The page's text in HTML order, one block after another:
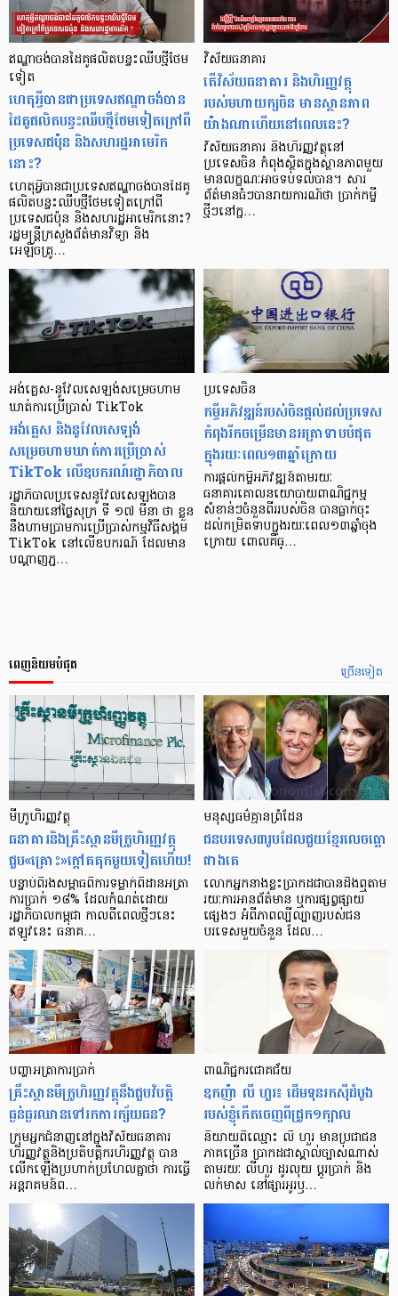
ឥណ្ឌាចង់បានដៃគូផលិតបន្ទះឈីបថ្មីថែម
ទៀត
ហេតុអ្វីបានជាប្រទេសឥណ្ឌាចង់បាន
ដៃគូផលិតបន្ទះឈីបថ្មីថែមទៀតក្រៅពី
ប្រទេសជប៉ុន និងសហរដ្ឋអាមេរិក
នោះ?
ហេតុអ្វីបានជាប្រទេសឥណ្ឌាចង់បានដៃគូ
ផលិតបន្ទះឈីបថ្មីថែមទៀតក្រៅពី
ប្រទេសជប៉ុន និងសហរដ្ឋអាមេរិកនោះ?
រដ្ឋមន្ត្រីក្រសួងព័ត៌មានវិទ្យា និង
អេឡិចត្រូ…
វិស័យធនាគារ
តើវិស័យធនាគារ និងហិរញ្ញវត្ថុ
របស់មហាយក្សចិន មានស្ថានភាព
យ៉ាងណាហើយនៅពេលនេះ?
វិស័យធនាគារ និងហិរញ្ញវត្ថុនៅ
ប្រទេសចិន កំពុងស្ថិតក្នុងស្ថានភាពមួយ
មានលក្ខណៈអាចទប់ទល់បាន។ សារ
ព័ត៌មានធំៗបានរាយការណ៍ថា ប្រាក់កម្ចី
ថ្មីៗនៅក្ន…
អង់គ្លេស-នូវែលសេឡង់សម្រេចហាម
ឃាត់ការប្រើប្រាស់ TikTok
អង់គ្លេស និងនូវែលសេឡង់
សម្រេចហាមឃាត់ការប្រើប្រាស់
TikTok លើឧបករណ៍រដ្ឋាភិបាល
រដ្ឋាភិបាលប្រទេសនូវែលសេឡង់បាន
និយាយនៅថ្ងៃសុក្រ ទី ១៧ មីនា ថា ខ្លួន
នឹងហាមប្រាមការប្រើប្រាស់កម្មវិធីសង្គម
TikTok នៅលើឧបករណ៍ ដែលមាន
បណ្តាញភ្ជ…
ប្រទេសចិន
កម្ចីអភិវឌ្ឍន៍របស់ចិនផ្ដល់ដល់ប្រទេស
កំពុងរីកចម្រើនមានអត្រាទាបបំផុត
ក្នុងរយៈពេល១៣ឆ្នាំក្រោយ
ការផ្តល់កម្ចីអភិវឌ្ឍន៍តាមរយៈ
ធនាគារគោលនយោបាយពាណិជ្ជកម្ម
សំខាន់ៗចំនួនពីររបស់ចិន បានធ្លាក់ចុះ
ដល់កម្រិតទាបក្នុងរយៈពេល១៣ឆ្នាំចុង
ក្រោយ ពោលគឺធ្…
ច្រើនទៀត
ពេញនិយមបំផុត
មីក្រូ​ហិរញ្ញវត្ថុ
ធនាគារ​និង​គ្រឹះស្ថាន​មីក្រូ​ហិរញ្ញវត្ថុ​
ជួប«គ្រោះ»ក្តៅ​គគុក​មួយ​ទៀត​ហើយ!
បន្ទាប់​ពី​រង​សម្ពាធ​​ពី​ការ​ទម្លាក់​ពិដាន​អត្រា​
ការ​ប្រាក់ ១៨​% ដែល​កំណត់​ដោយ​
រដ្ឋាភិបាល​កម្ពុជា កាល​ពី​ពេល​ថ្មីៗ​នេះ
ឥឡូវ​នេះ ធនាគ…
មនុស្ស​ធម៌​គ្មាន​ព្រំដែន
ជន​បរទេស​៣​រូប​ដែល​ជួយ​ខ្មែរ​លេច​ធ្លោ​
ជាង​គេ
លោកអ្នក​នាង​ខ្លះ​ប្រាកដ​ជា​បាន​​ដឹង​ឮ​តាម​
រយៈ​ការ​អាន​ព័ត៌មាន ឬ​ការ​ផ្សព្វផ្សាយ​
ផ្សេងៗ អំពី​ភាព​ល្បីល្បាញ​របស់​ជន​
បរទេស​មួយ​ចំនួន ដែល…
បញ្ហា​អត្រា​ការប្រាក់
គ្រឹះស្ថាន​មីក្រូ​ហិរញ្ញវត្ថុ​នឹង​ជួប​វិបត្តិ​
ធ្ងន់ធ្ងរ​ឈាន​ទៅ​រក​ការ​ក្ស័យធន?
ក្រុម​អ្នក​ជំនាញ​នៅ​ក្នុង​វិស័យ​ធនាគារ
ហិរញ្ញវត្ថុ​និង​ប្រតិបត្តិករ​ហិរញ្ញ​វត្ថុ បាន​​
លើក​ឡើង​ប្រហាក់​ប្រហែល​គ្នា​ថា ការ​ធ្វើ​
អន្តរាគមន៍​ព…
ពាណិជ្ជករជោគជ័យ
ឧកញ៉ា លី ហួរ៖ ដើមទុនរកស៊ីដំបូង
របស់ខ្ញុំកើតចេញពីជ្រូក១ក្បាល
និយាយ​ពី​ឈ្មោះ លី ហួរ មាន​ប្រជាជន​
ភាគ​ច្រើន ប្រាកដ​ជា​ស្គាល់​ច្បាស់​ណាស់
តាមរយៈ លីហួរ ដូរ​លុយ ប្តូរ​បា្រក់ និង​
លក់​មាស នៅ​ផ្សារ​អូរ​ឫ…